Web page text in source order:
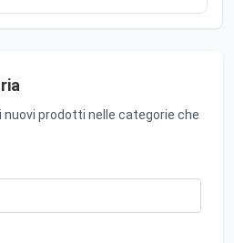
nuovi prodotti nelle categorie che